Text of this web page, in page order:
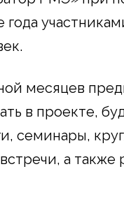
года
месяцев
в проекте,
семинары,
а также